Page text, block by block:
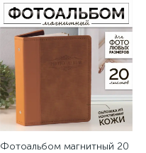
Фотоальбом магнитный 20